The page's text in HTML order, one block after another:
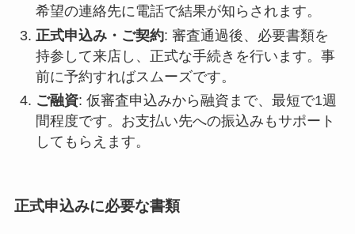
希望の連絡先に電話で結果が知らされます。
正式申込み・ご契約: 審査通過後、必要書類を
持参して来店し、正式な手続きを行います。事
前に予約すればスムーズです。
ご融資: 仮審査申込みから融資まで、最短で1週
間程度です。お支払い先への振込みもサポート
してもらえます。
正式申込みに必要な書類